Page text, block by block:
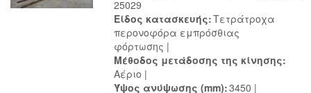
25029
Είδος κατασκευής Τετράτροχα
περονοφόρα εμπρόσθιας
φόρτωσης
Μέθοδος μετάδοσης της κίνησης
Αέριο
Ύψος ανύψωσης (mm) 3450